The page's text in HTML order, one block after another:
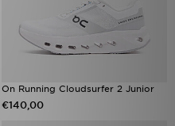
On Running Cloudsurfer 2 Junior
€140,00